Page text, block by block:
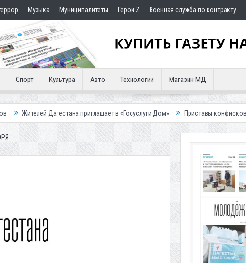
Музыка Муниципалитеты Герои Z Военная служба по контракту
Спорт Культура Авто Технологии Магазин МД
приглашает в «Госуслуги Дом» Приставы конфисковали двух бурых